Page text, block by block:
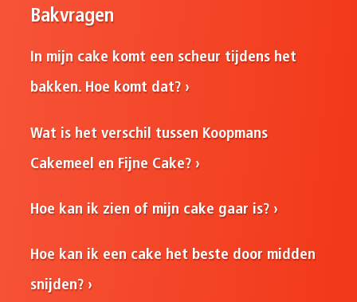
Bakvragen
In mijn cake komt een scheur tijdens het
bakken. Hoe komt dat?
Wat is het verschil tussen Koopmans
Cakemeel en Fijne Cake?
Hoe kan ik zien of mijn cake gaar is?
Hoe kan ik een cake het beste door midden
snijden?